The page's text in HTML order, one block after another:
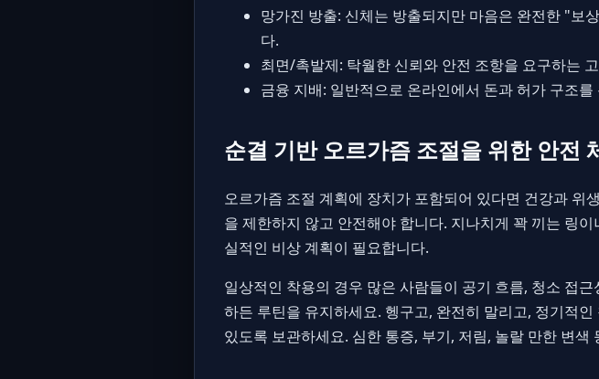
망가진 방출: 신체는 방출되지만 마음은 완전한 "보
다.
최면/촉발제: 탁월한 신뢰와 안전 조항을 요구하는
금융 지배: 일반적으로 온라인에서 돈과 허가 구조
순결 기반 오르가즘 조절을 위한 안전
오르가즘 조절 계획에 장치가 포함되어 있다면 건강과 위
을 제한하지 않고 안전해야 합니다. 지나치게 꽉 끼는 링
실적인 비상 계획이 필요합니다.
일상적인 착용의 경우 많은 사람들이 공기 흐름, 청소 접
하든 루틴을 유지하세요. 헹구고, 완전히 말리고, 정기적
있도록 보관하세요. 심한 통증, 부기, 저림, 놀랄 만한 변